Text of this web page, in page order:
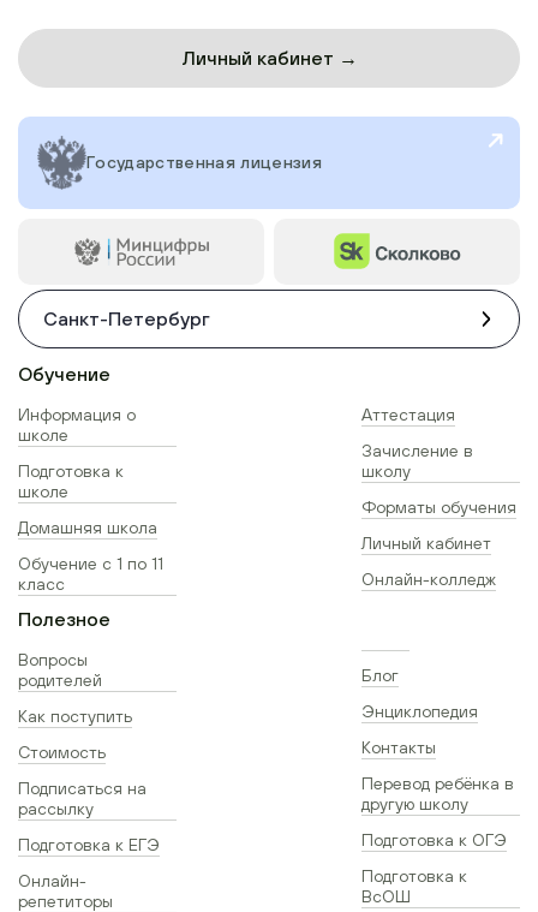
Личный кабинет →
Государственная лицензия
Санкт-Петербург
Обучение
Информация о
школе
Подготовка к
школе
Домашняя школа
Обучение с 1 по 11
класс
Аттестация
Зачисление в
школу
Форматы обучения
Личный кабинет
Онлайн-колледж
Полезное
Вопросы
родителей
Как поступить
Стоимость
Подписаться на
рассылку
Подготовка к ЕГЭ
Онлайн-
репетиторы
Блог
Энциклопедия
Контакты
Перевод ребёнка в
другую школу
Подготовка к ОГЭ
Подготовка к
ВсОШ